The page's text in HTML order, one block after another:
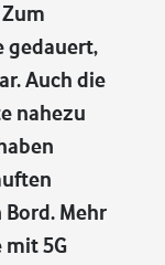
gedauert,
Auch die
nahezu
Mehr
mit 5G